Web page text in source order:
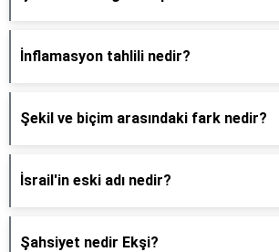
İnflamasyon tahlili nedir?
Şekil ve biçim arasındaki fark nedir?
İsrail'in eski adı nedir?
Şahsiyet nedir Ekşi?